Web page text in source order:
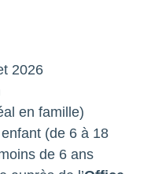
2026
en famille)
(de 6 à 18
de 6 ans